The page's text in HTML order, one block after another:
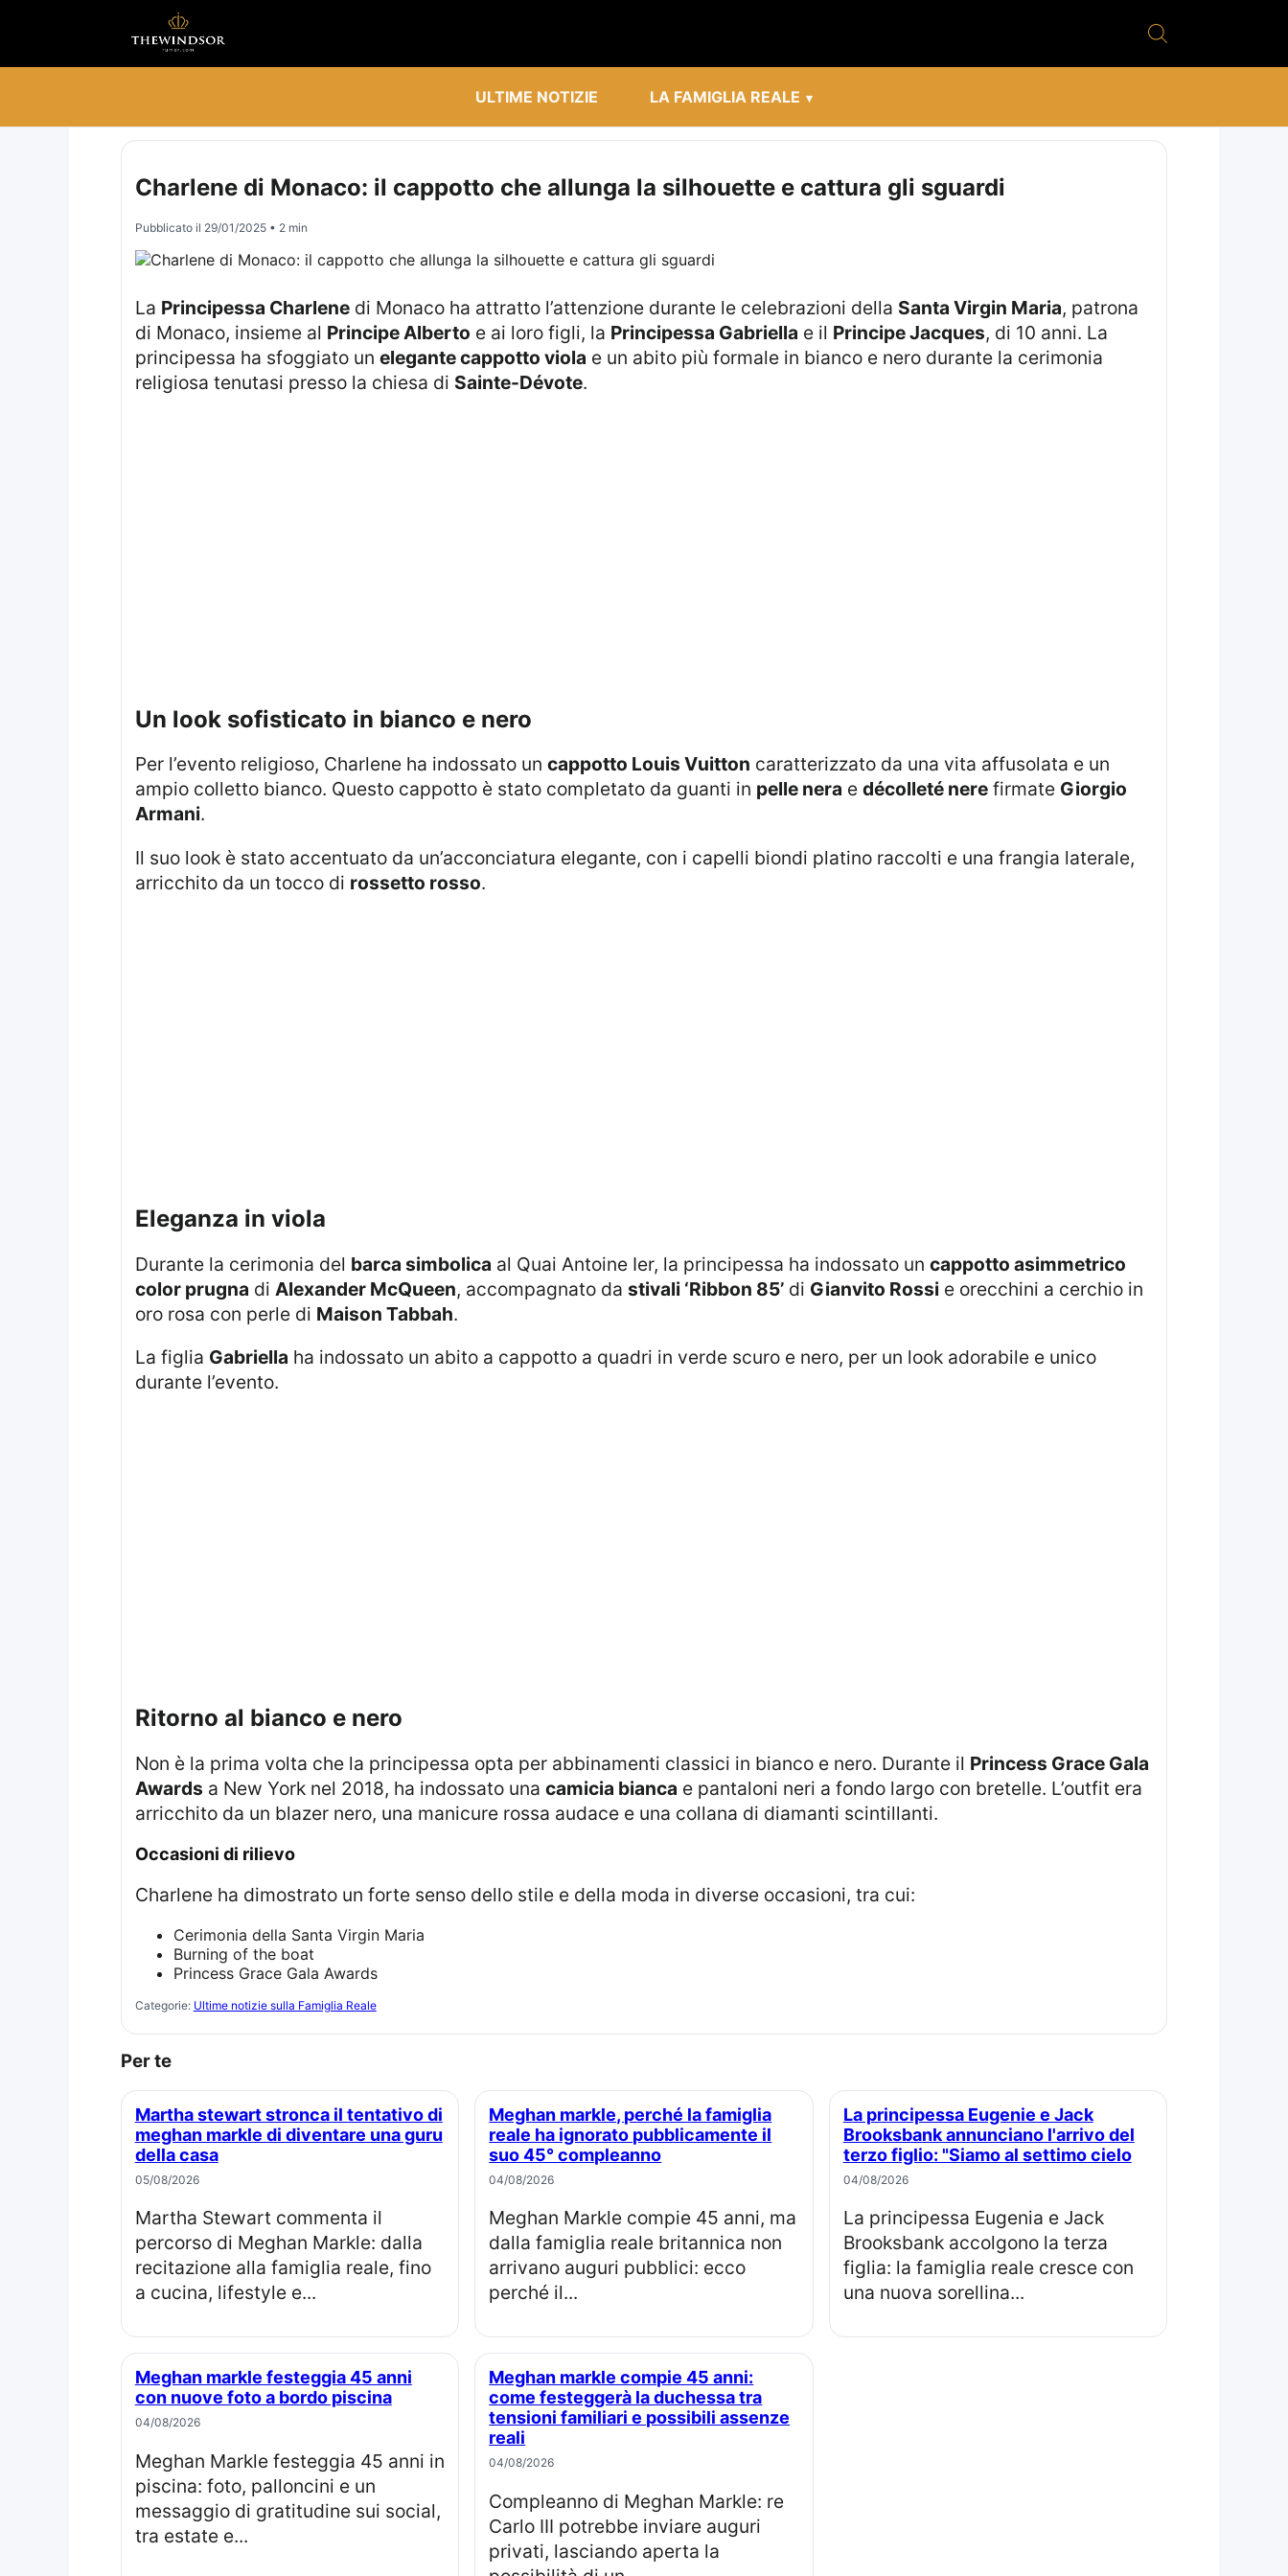
ULTIME NOTIZIE LA FAMIGLIA REALE
Charlene di Monaco: il cappotto che allunga la silhouette e cattura gli sguardi
Pubblicato il 29/01/2025• 2 min
La Principessa Charlenedi Monaco ha attratto l’attenzione durante le celebrazioni della Santa Virgin Maria, patrona
di Monaco, insieme al Principe Alberto e ai loro figli, la Principessa Gabriella e il Principe Jacques, di 10 anni. La
principessa ha sfoggiato un elegante cappotto viola e un abito più formale in bianco e nero durante la cerimonia
religiosa tenutasi presso la chiesa di Sainte-Dévote.
Un look sofisticato in bianco e nero
Per l’evento religioso, Charlene ha indossato un cappotto Louis Vuitton caratterizzato da una vita affusolata e un
ampio colletto bianco. Questo cappotto è stato completato da guanti in pelle nera e décolleté nerefirmate Giorgio
Armani.
Il suo look è stato accentuato da un’acconciatura elegante, con i capelli biondi platino raccolti e una frangia laterale,
arricchito da un tocco di rossetto rosso.
Eleganza in viola
Durante la cerimonia del barca simbolica al Quai Antoine Ier, la principessa ha indossato un cappotto asimmetrico
color prugna di Alexander McQueen, accompagnato da stivali ‘Ribbon 85’di Gianvito Rossi e orecchini a cerchio in
oro rosa con perle di Maison Tabbah.
La figlia Gabriella ha indossato un abito a cappotto a quadri in verde scuro e nero, per un look adorabile e unico
durante l’evento.
Ritorno al bianco e nero
Non è la prima volta che la principessa opta per abbinamenti classici in bianco e nero. Durante il Princess Grace Gala
Awards a New York nel 2018, ha indossato una camicia bianca e pantaloni neri a fondo largo con bretelle. L’outfit era
arricchito da un blazer nero, una manicure rossa audace e una collana di diamanti scintillanti.
Occasioni di rilievo
Charlene ha dimostrato un forte senso dello stile e della moda in diverse occasioni, tra cui:
Cerimonia della Santa Virgin Maria
Burning of the boat
Princess Grace Gala Awards
Categorie: Ultime notizie sulla Famiglia Reale
Per te
Martha stewart stronca il tentativo di
meghan markle di diventare una guru
della casa
05/08/2026
Martha Stewart commenta il
percorso di Meghan Markle: dalla
recitazione alla famiglia reale, fino
a cucina, lifestyle e...
Meghan markle, perché la famiglia
reale ha ignorato pubblicamente il
suo 45° compleanno
04/08/2026
Meghan Markle compie 45 anni, ma
dalla famiglia reale britannica non
arrivano auguri pubblici: ecco
perché il...
La principessa Eugenie e Jack
Brooksbank annunciano l'arrivo del
terzo figlio: "Siamo al settimo cielo
04/08/2026
La principessa Eugenia e Jack
Brooksbank accolgono la terza
figlia: la famiglia reale cresce con
una nuova sorellina...
Meghan markle festeggia 45 anni
con nuove foto a bordo piscina
04/08/2026
Meghan Markle festeggia 45 anni in
piscina: foto, palloncini e un
messaggio di gratitudine sui social,
tra estate e...
Meghan markle compie 45 anni:
come festeggerà la duchessa tra
tensioni familiari e possibili assenze
reali
04/08/2026
Compleanno di Meghan Markle: re
Carlo III potrebbe inviare auguri
privati, lasciando aperta la